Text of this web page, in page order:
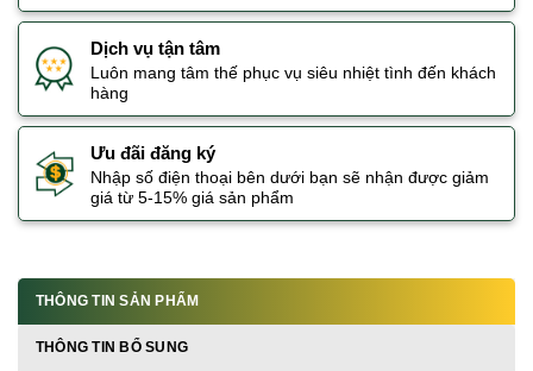
Dịch vụ tận tâm
Luôn mang tâm thế phục vụ siêu nhiệt tình đến khách
hàng
Ưu đãi đăng ký
Nhập số điện thoại bên dưới bạn sẽ nhận được giảm
giá từ 5-15% giá sản phẩm
THÔNG TIN SẢN PHẨM
THÔNG TIN BỔ SUNG